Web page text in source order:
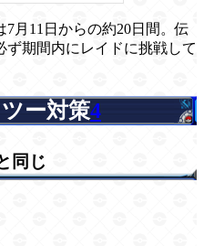
月11日からの約20日間。伝
期間内にレイドに挑戦して
ー対策4
同じ